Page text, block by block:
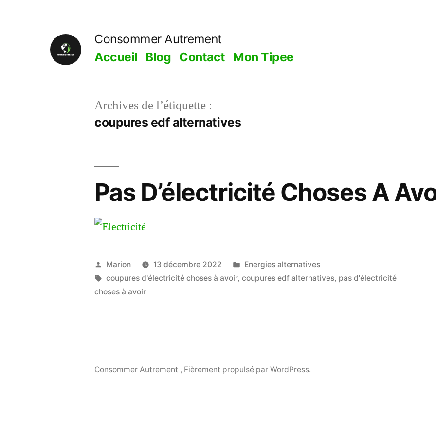
Consommer Autrement
Accueil Blog Contact Mon Tipee
Archives de l’étiquette :
coupures edf alternatives
Pas D’électricité Choses A
Publié
par
Marion 13 décembre 2022
Publié
dans
Energies alternatives
Étiquettes :
coupures d'électricité choses à avoir,coupures edf alternatives, pas d'électricité
choses à avoir
Consommer Autrement , Fièrement propulsé par WordPress.